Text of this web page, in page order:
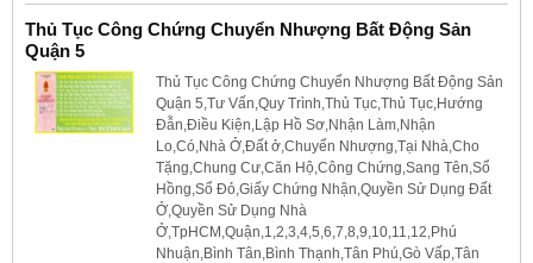
Thủ Tục Công Chứng Chuyển Nhượng Bất Động Sản
Quận 5
Thủ Tục Công Chứng Chuyển Nhượng Bất Động Sản
Quận 5,Tư Vấn,Quy Trình,Thủ Tục,Thủ Tục,Hướng
Đẫn,Điều Kiện,Lập Hồ Sơ,Nhận Làm,Nhận
Lo,Có,Nhà Ở,Đất ở,Chuyển Nhượng,Tại Nhà,Cho
Tặng,Chung Cư,Căn Hộ,Công Chứng,Sang Tên,Sổ
Hồng,Sổ Đỏ,Giấy Chứng Nhận,Quyền Sử Dụng Đất
Ở,Quyền Sử Dụng Nhà
Ở,TpHCM,Quận,1,2,3,4,5,6,7,8,9,10,11,12,Phú
Nhuận,Bình Tân,Bình Thạnh,Tân Phú,Gò Vấp,Tân